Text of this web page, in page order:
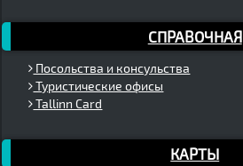
СПРАВОЧНАЯ
Посольства и консульства
Туристические офисы
Tallinn Card
КАРТЫ